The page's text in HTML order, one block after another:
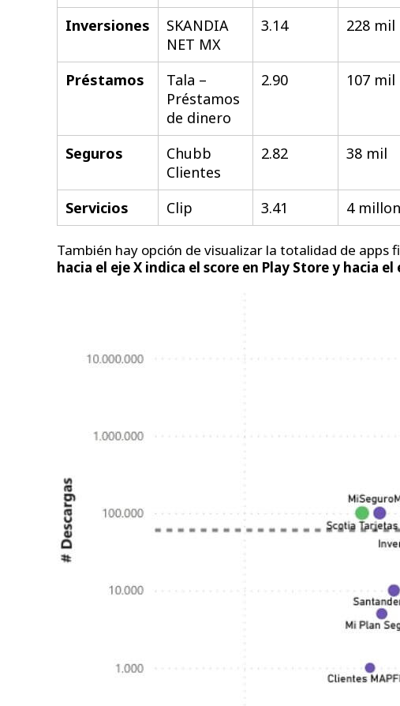
Inversiones
SKANDIA
NET MX
3.14 228 mil
Préstamos
Tala –
Préstamos
de dinero
2.90 107 mil
Seguros
Chubb
Clientes
2.82 38 mil
Servicios Clip 3.41 4
También hay opción de visualizar la totalidad de
hacia el eje X indica el score en Play Store y hacia